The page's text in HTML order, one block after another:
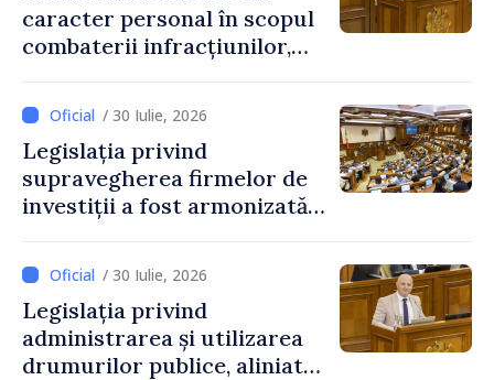
caracter personal în scopul
combaterii infracțiunilor,
/ 30 Iulie, 2026
Legislația privind
supravegherea firmelor de
investiții a fost armonizată
/ 30 Iulie, 2026
Legislația privind
administrarea și utilizarea
drumurilor publice, aliniată